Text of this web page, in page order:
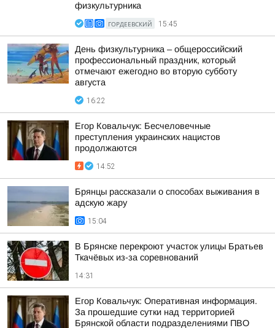
физкультурника
ГОРДЕЕВСКИЙ 15:45
День физкультурника – общероссийский
профессиональный праздник, который
отмечают ежегодно во вторую субботу
августа
16:22
Егор Ковальчук: Бесчеловечные
преступления украинских нацистов
продолжаются
14:52
Брянцы рассказали о способах выживания в
адскую жару
15:04
В Брянске перекроют участок улицы Братьев
Ткачёвых из-за соревнований
14:31
Егор Ковальчук: Оперативная информация.
За прошедшие сутки над территорией
Брянской области подразделениями ПВО